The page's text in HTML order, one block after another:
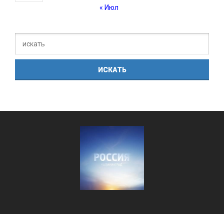
« Июл